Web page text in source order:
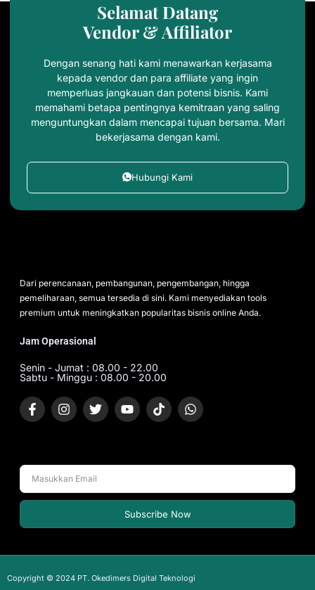
Selamat Datang
Vendor & Affiliator
Dengan senang hati kami menawarkan kerjasama
kepada vendor dan para affiliate yang ingin
memperluas jangkauan dan potensi bisnis. Kami
memahami betapa pentingnya kemitraan yang saling
menguntungkan dalam mencapai tujuan bersama. Mari
bekerjasama dengan kami.
Hubungi Kami
Dari perencanaan, pembangunan, pengembangan, hingga
pemeliharaan, semua tersedia di sini. Kami menyediakan tools
premium untuk meningkatkan popularitas bisnis online Anda.
Jam Operasional
Senin - Jumat : 08.00 - 22.00
Sabtu - Minggu : 08.00 - 20.00
Subscribe Now
Copyright © 2024 PT. Okedimers Digital Teknologi